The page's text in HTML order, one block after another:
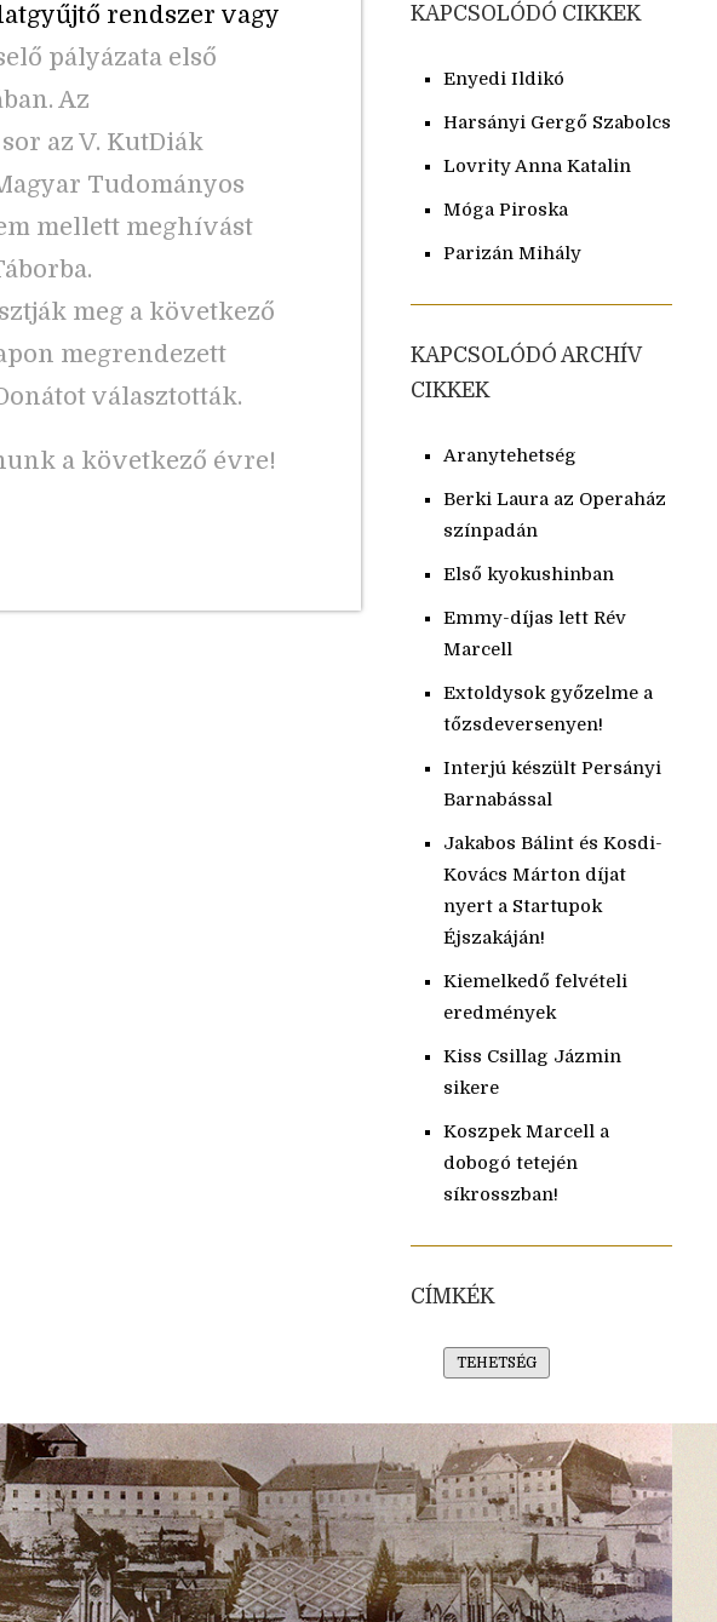
rendszer vagy
pályázata első
Az
az V. KutDiák
Tudományos
mellett meghívást
meg a következő
megrendezett
választották.
a következő évre!
KAPCSOLÓDÓ CIKKEK
Enyedi Ildikó
Harsányi Gergő Szabolcs
Lovrity Anna Katalin
Móga Piroska
Parizán Mihály
KAPCSOLÓDÓ ARCHÍV
CIKKEK
Aranytehetség
Berki Laura az Operaház
színpadán
Első kyokushinban
Emmy-díjas lett Rév
Marcell
Extoldysok győzelme a
tőzsdeversenyen!
Interjú készült Persányi
Barnabással
Jakabos Bálint és Kosdi-
Kovács Márton díjat
nyert a Startupok
Éjszakáján!
Kiemelkedő felvételi
eredmények
Kiss Csillag Jázmin
sikere
Koszpek Marcell a
dobogó tetején
síkrosszban!
CÍMKÉK
TEHETSÉG